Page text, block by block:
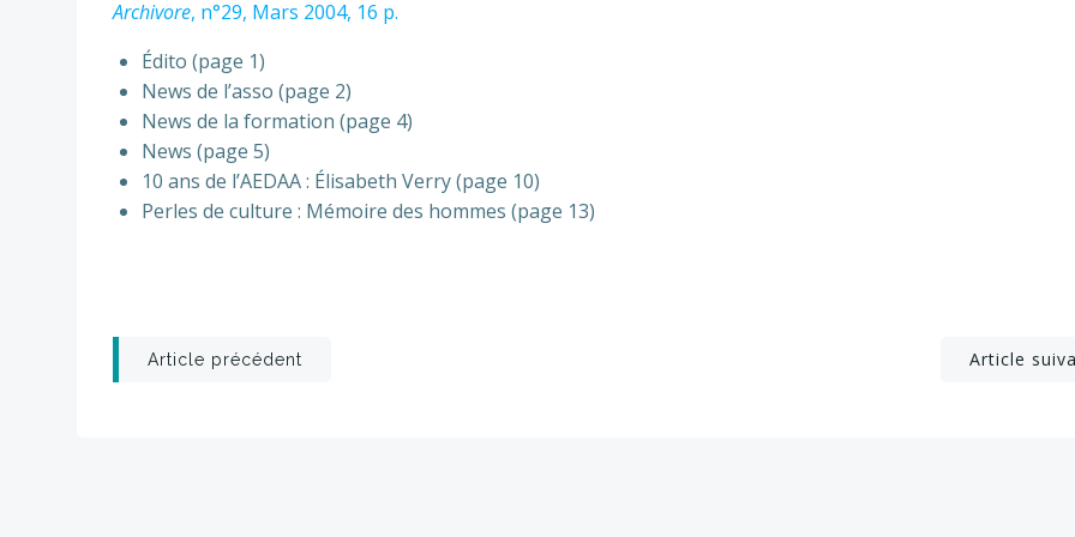
Archivore, n°29, Mars 2004, 16 p.
Édito (page 1)
News de l’asso (page 2)
News de la formation (page 4)
News (page 5)
10 ans de l’AEDAA : Élisabeth Verry (page 10)
Perles de culture : Mémoire des hommes (page 13)
Post
Article précédent Article